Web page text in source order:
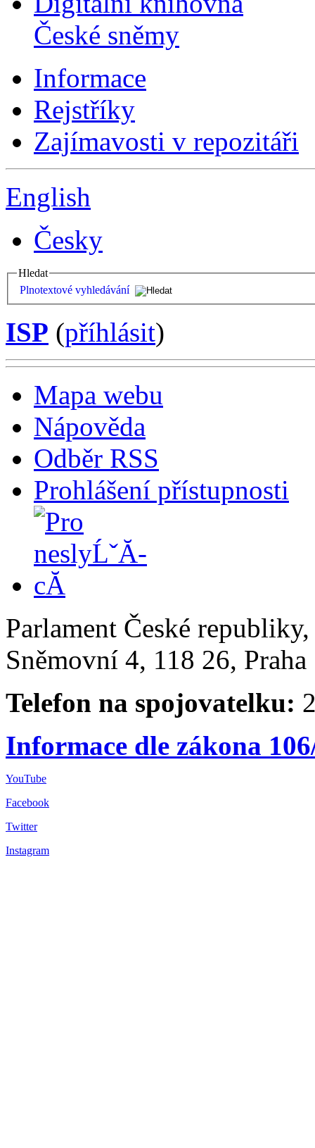
České sněmy
Informace
Rejstříky
Zajímavosti v repozitáři
English
Česky
Hledat
Plnotextové vyhledávání
ISP (příhlásit)
Mapa webu
Nápověda
Odběr RSS
Prohlášení přístupnosti
Parlament České
Sněmovní 4, 118 26,
Telefon na spojovatelku:
Informace dle zákona
YouTube
Facebook
Twitter
Instagram